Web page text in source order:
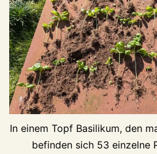
In einem Topf Basilikum, den
befinden sich 53 einzelne